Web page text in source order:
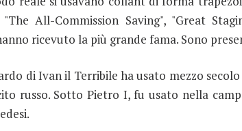
"The All-Commission Saving", "Great
ricevuto la più grande fama. Sono
di Ivan il Terribile ha usato mezzo
russo. Sotto Pietro I, fu usato nella